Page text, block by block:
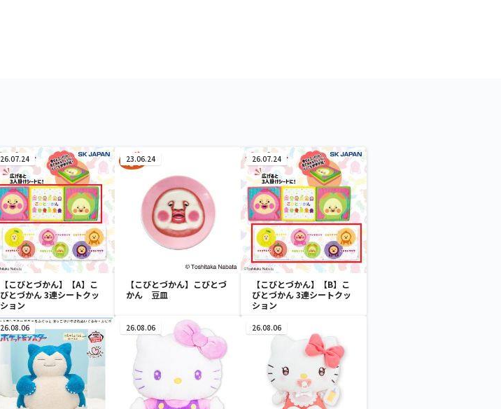
26.07.24
【こびとづかん】【A】こ
びとづかん 3連シートクッ
ション
23.06.24
【こびとづかん】こびとづ
かん 豆皿
26.07.24
【こびとづかん】【B】こ
びとづかん 3連シートクッ
ション
26.08.06 26.08.06 26.08.06